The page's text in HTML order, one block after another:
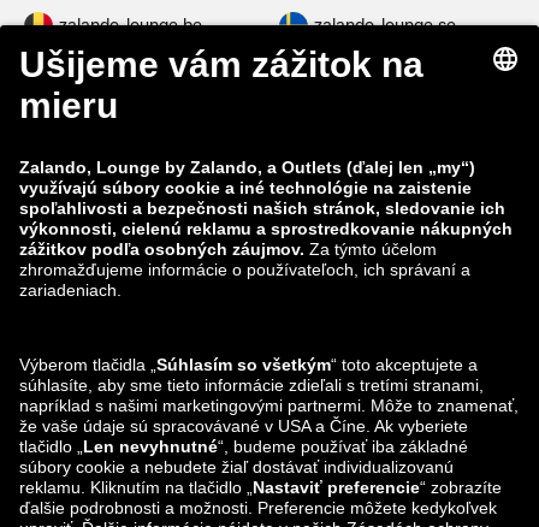
zalando-lounge.be zalando-lounge.se
zalando-lounge.fi zalando-lounge.dk
zalando-prive.es zalando-lounge.cz
zalando-lounge.lt zalando-lounge.sk
zalando-lounge.ro
zalando-lounge.lu zalando-lounge.ee
zalando-lounge.lv zalando-lounge.no